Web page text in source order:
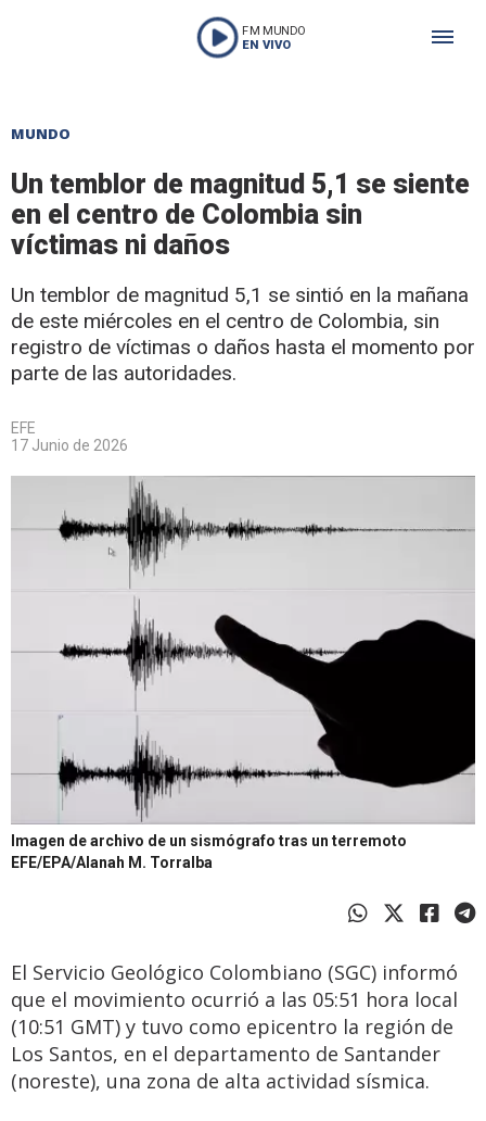
FM MUNDO
EN VIVO
MUNDO
Un temblor de magnitud 5,1 se siente
en el centro de Colombia sin
víctimas ni daños
Un temblor de magnitud 5,1 se sintió en la mañana
de este miércoles en el centro de Colombia, sin
registro de víctimas o daños hasta el momento por
parte de las autoridades.
EFE
17 Junio de 2026
Imagen de archivo de un sismógrafo tras un terremoto
EFE/EPA/Alanah M. Torralba
El Servicio Geológico Colombiano (SGC) informó
que el movimiento ocurrió a las 05:51 hora local
(10:51 GMT) y tuvo como epicentro la región de
Los Santos, en el departamento de Santander
(noreste), una zona de alta actividad sísmica.